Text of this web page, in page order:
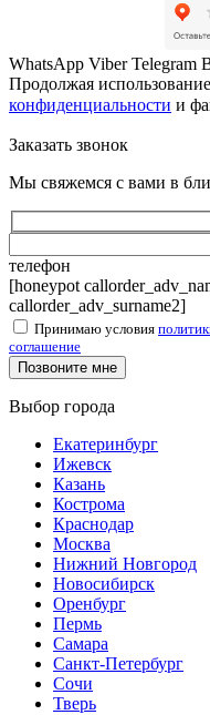
WhatsApp Viber Telegram
Продолжая
конфиденциальности и
Заказать звонок
Мы свяжемся с вами в
телефон
[honeypot
callorder_adv_surname2]
Принимаю условия
соглашение
Выбор города
Екатеринбург
Ижевск
Казань
Кострома
Краснодар
Москва
Нижний Новгород
Новосибирск
Оренбург
Пермь
Самара
Санкт-Петербург
Сочи
Тверь